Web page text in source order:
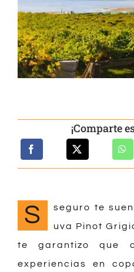
¡Comparte
S
seguro te
uva Pinot
te garantizo que
experiencias en